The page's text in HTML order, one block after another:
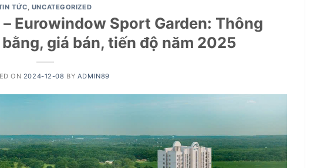
TỨC, UNCATEGORIZED
Eurowindow Sport Garden: Thông
giá bán, tiến độ năm 2025
ON 2024-12-08 BY ADMIN89